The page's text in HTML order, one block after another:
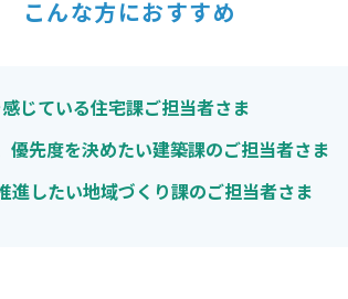
こんな方におすすめ
じている住宅課ご担当者さま
優先度を決めたい建築課のご担当者さま
進したい地域づくり課のご担当者さま